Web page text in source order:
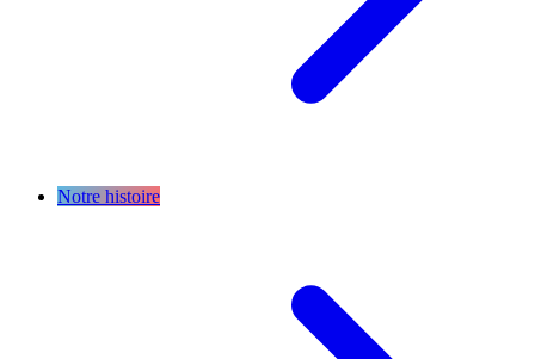
Notre histoire